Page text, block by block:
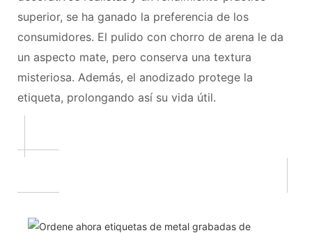
superior, se ha ganado la preferencia de los
consumidores. El pulido con chorro de arena le da
un aspecto mate, pero conserva una textura
misteriosa. Además, el anodizado protege la
etiqueta, prolongando así su vida útil.